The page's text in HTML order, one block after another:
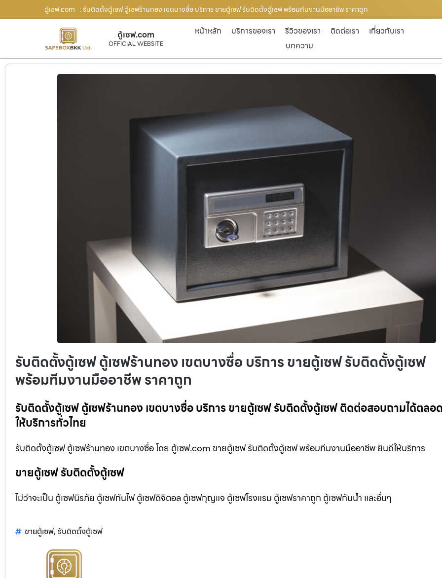
ตู้เซฟ.com : รับติดตั้งตู้เซฟ ตู้เซฟร้านทอง เขตบางซื่อ บริการ ขายตู้เซฟ รับติดตั้งตู้เซฟ พร้อมทีมงานมืออาชีพ ราคาถูก
ตู้เซฟ.com
OFFICIAL WEBSITE
หน้าหลัก บริการของเรา รีวิวของเรา ติดต่อเรา
เกี่ยวกับเรา
บทความ
รับติดตั้งตู้เซฟ ตู้เซฟร้านทอง เขตบางซื่อ บริการ ขายตู้เซฟ รับติดตั้งตู้เซฟ
พร้อมทีมงานมืออาชีพ ราคาถูก
รับติดตั้งตู้เซฟ ตู้เซฟร้านทอง เขตบางซื่อ บริการ ขายตู้เซฟ รับติดตั้งตู้เซฟ ติดต่อสอบถามได้ตลอ
ให้บริการทั่วไทย
รับติดตั้งตู้เซฟ ตู้เซฟร้านทอง เขตบางซื่อ โดย ตู้เซฟ.com ขายตู้เซฟ รับติดตั้งตู้เซฟ พร้อมทีมงานมืออาชีพ ยินดีให้บริการ
ขายตู้เซฟ รับติดตั้งตู้เซฟ
ไม่ว่าจะเป็น ตู้เซฟนิรภัย ตู้เซฟกันไฟ ตู้เซฟดิจิตอล ตู้เซฟกุญแจ ตู้เซฟโรงแรม ตู้เซฟราคาถูก ตู้เซฟกันน้ำ และอื่นๆ
ขายตู้เซฟ, รับติดตั้งตู้เซฟ